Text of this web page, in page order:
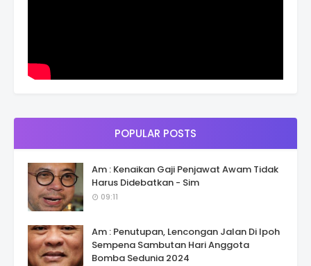
POPULAR POSTS
Am : Kenaikan Gaji Penjawat Awam Tidak
Harus Didebatkan - Sim
09:11
Am : Penutupan, Lencongan Jalan Di Ipoh
Sempena Sambutan Hari Anggota
Bomba Sedunia 2024